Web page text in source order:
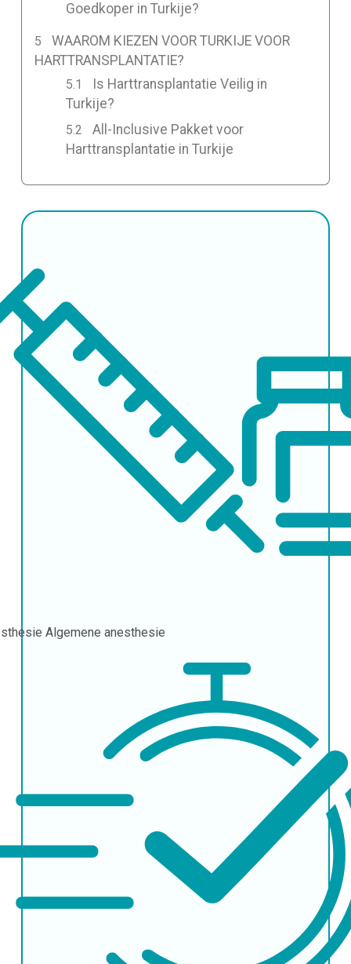
Goedkoper in Turkije?
WAAROM KIEZEN VOOR TURKIJE VOOR
HARTTRANSPLANTATIE?
Is Harttransplantatie Veilig in
Turkije?
All-Inclusive Pakket voor
Harttransplantatie in Turkije
Algemene anesthesie